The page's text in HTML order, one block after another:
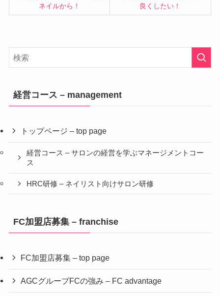
ネイルから！
良くしたい！
経営コース – management
トップページ – top page
経営コース – サロンの経営を学ぶマネージメントコー
ス
HRC研修 – ネイリスト向けサロン研修
FC加盟店募集 – franchise
FC加盟店募集 – top page
AGCグループFCの強み – FC advantage